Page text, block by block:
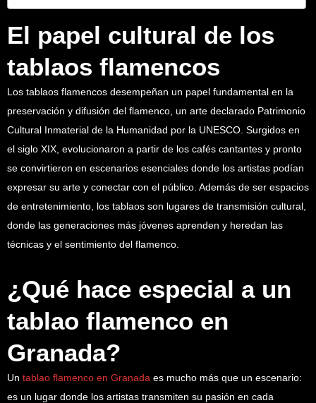
El papel cultural de los
tablaos flamencos
Los tablaos flamencos desempeñan un papel fundamental en la
preservación y difusión del flamenco, un arte declarado Patrimonio
Cultural Inmaterial de la Humanidad por la UNESCO. Surgidos en
el siglo XIX, evolucionaron a partir de los cafés cantantes y pronto
se convirtieron en escenarios esenciales donde los artistas podían
expresar su arte y conectar con el público. Además de ser espacios
de entretenimiento, los tablaos son lugares de transmisión cultural,
donde las generaciones más jóvenes aprenden y heredan las
técnicas y el sentimiento del flamenco.
¿Qué hace especial a un
tablao flamenco en
Granada?
Un tablao flamenco en Granada es mucho más que un escenario:
es un lugar donde los artistas transmiten su pasión en cada